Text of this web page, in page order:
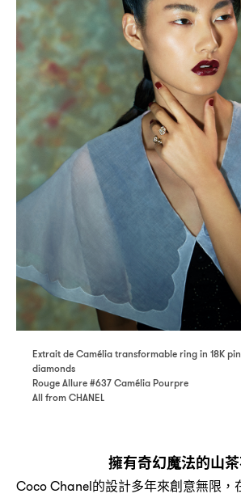
Extrait de Camélia transformable ring in 18K
diamonds
Rouge Allure #637 Camélia Pourpre
All from CHANEL
擁有奇幻魔法的山
Coco Chanel的設計多年來創意無限 ，